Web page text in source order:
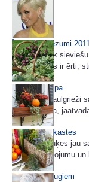
Īsi matu griezumi
Arvien vairāk
brīnums. Tas ir ērti,
Meiju otrā elpa
Vasaras Saulgrieži
Jākārto māja,
Rudens podkastes
Vasaras puķes jau
rudens mēslojumu
Vārds garšaugiem